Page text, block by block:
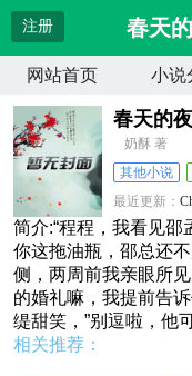
注册 春天
网站首页 小说
春天的
奶酥 著
其他小说
最近更新：
更新时间：
简介:“程程，我看见邵
你这拖油瓶，邵总还
侧，两周前我亲眼所见
的婚礼嘛，我提前告
缇甜笑，”别逗啦，他
相关推荐：